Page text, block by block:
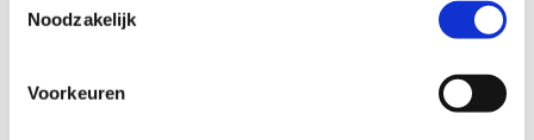
Noodzakelijk
Voorkeuren